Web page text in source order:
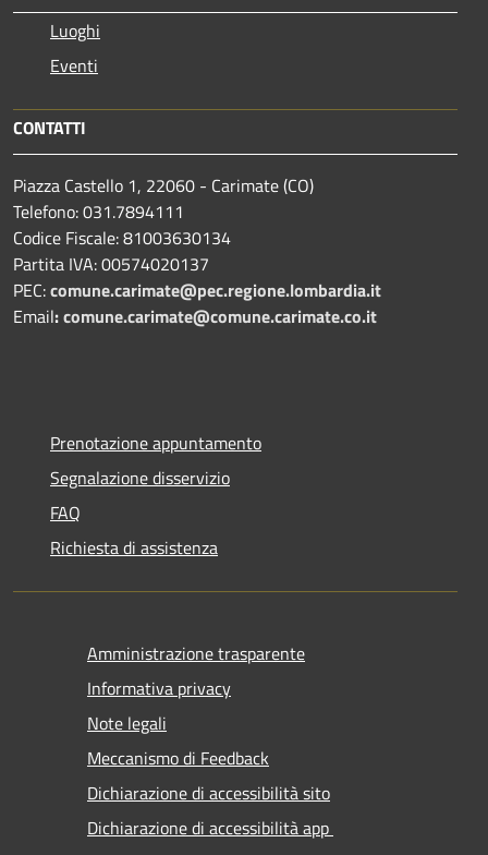
Luoghi
Eventi
CONTATTI
Piazza Castello 1, 22060 - Carimate (CO)
Telefono: 031.7894111
Codice Fiscale: 81003630134
Partita IVA: 00574020137
PEC:comune.carimate@pec.regione.lombardia.it
Email:comune.carimate@comune.carimate.co.it
Prenotazione appuntamento
Segnalazione disservizio
FAQ
Richiesta di assistenza
Amministrazione trasparente
Informativa privacy
Note legali
Meccanismo di Feedback
Dichiarazione di accessibilità sito
Dichiarazione di accessibilità app